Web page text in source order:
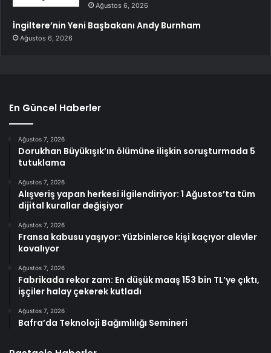
Ağustos 6, 2026
İngiltere’nin Yeni Başbakanı Andy Burnham
Ağustos 6, 2026
En Güncel Haberler
Ağustos 7, 2026
Dorukhan Büyükışık’ın ölümüne ilişkin soruşturmada 5
tutuklama
Ağustos 7, 2026
Alışveriş yapan herkesi ilgilendiriyor: 1 Ağustos’ta tüm
dijital kurallar değişiyor
Ağustos 7, 2026
Fransa kabusu yaşıyor: Yüzbinlerce kişi kaçıyor alevler
kovalıyor
Ağustos 7, 2026
Fabrikada rekor zam: En düşük maaş 153 bin TL’ye çıktı,
işçiler halay çekerek kutladı
Ağustos 7, 2026
Bafra’da Teknoloji Bağımlılığı Semineri